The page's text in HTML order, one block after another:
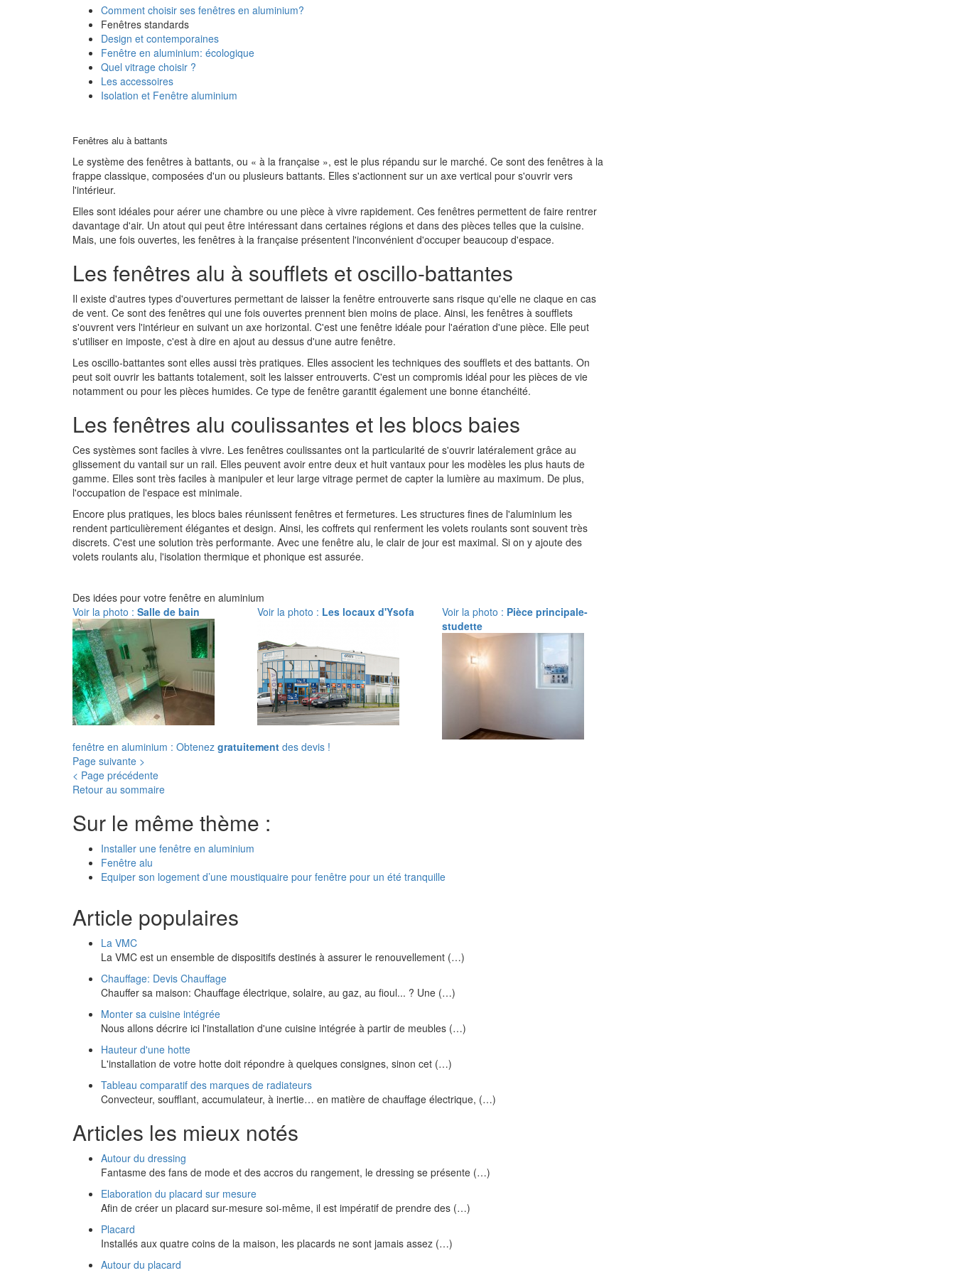
Comment choisir ses fenêtres en aluminium?
Fenêtres standards
Design et contemporaines
Fenêtre en aluminium: écologique
Quel vitrage choisir ?
Les accessoires
Isolation et Fenêtre aluminium
Fenêtres alu à battants
Le système des fenêtres à battants, ou « à la française », est le plus répandu sur le marché. Ce sont des fenêtres à la
frappe classique, composées d'un ou plusieurs battants. Elles s'actionnent sur un axe vertical pour s'ouvrir vers
l'intérieur.
Elles sont idéales pour aérer une chambre ou une pièce à vivre rapidement. Ces fenêtres permettent de faire rentrer
davantage d'air. Un atout qui peut être intéressant dans certaines régions et dans des pièces telles que la cuisine.
Mais, une fois ouvertes, les fenêtres à la française présentent l'inconvénient d'occuper beaucoup d'espace.
Les fenêtres alu à soufflets et oscillo-battantes
Il existe d'autres types d'ouvertures permettant de laisser la fenêtre entrouverte sans risque qu'elle ne claque en cas
de vent. Ce sont des fenêtres qui une fois ouvertes prennent bien moins de place. Ainsi, les fenêtres à soufflets
s'ouvrent vers l'intérieur en suivant un axe horizontal. C'est une fenêtre idéale pour l'aération d'une pièce. Elle peut
s'utiliser en imposte, c'est à dire en ajout au dessus d'une autre fenêtre.
Les oscillo-battantes sont elles aussi très pratiques. Elles associent les techniques des soufflets et des battants. On
peut soit ouvrir les battants totalement, soit les laisser entrouverts. C'est un compromis idéal pour les pièces de vie
notamment ou pour les pièces humides. Ce type de fenêtre garantit également une bonne étanchéité.
Les fenêtres alu coulissantes et les blocs baies
Ces systèmes sont faciles à vivre. Les fenêtres coulissantes ont la particularité de s'ouvrir latéralement grâce au
glissement du vantail sur un rail. Elles peuvent avoir entre deux et huit vantaux pour les modèles les plus hauts de
gamme. Elles sont très faciles à manipuler et leur large vitrage permet de capter la lumière au maximum. De plus,
l'occupation de l'espace est minimale.
Encore plus pratiques, les blocs baies réunissent fenêtres et fermetures. Les structures fines de l'aluminium les
rendent particulièrement élégantes et design. Ainsi, les coffrets qui renferment les volets roulants sont souvent très
discrets. C'est une solution très performante. Avec une fenêtre alu, le clair de jour est maximal. Si on y ajoute des
volets roulants alu, l'isolation thermique et phonique est assurée.
Des idées pour votre fenêtre en aluminium
Voir la photo : Salle de bain Voir la photo : Les locaux d'Ysofa Voir la photo : Pièce principale-
studette
fenêtre en aluminium : Obtenez gratuitement des devis !
Page suivante >
< Page précédente
Retour au sommaire
Sur le même thème :
Installer une fenêtre en aluminium
Fenêtre alu
Equiper son logement d’une moustiquaire pour fenêtre pour un été tranquille
Article populaires
La VMC
La VMC est un ensemble de dispositifs destinés à assurer le renouvellement (…)
Chauffage: Devis Chauffage
Chauffer sa maison: Chauffage électrique, solaire, au gaz, au fioul... ? Une (…)
Monter sa cuisine intégrée
Nous allons décrire ici l'installation d'une cuisine intégrée à partir de meubles (…)
Hauteur d'une hotte
L'installation de votre hotte doit répondre à quelques consignes, sinon cet (…)
Tableau comparatif des marques de radiateurs
Convecteur, soufflant, accumulateur, à inertie… en matière de chauffage électrique, (…)
Articles les mieux notés
Autour du dressing
Fantasme des fans de mode et des accros du rangement, le dressing se présente (…)
Elaboration du placard sur mesure
Afin de créer un placard sur-mesure soi-même, il est impératif de prendre des (…)
Placard
Installés aux quatre coins de la maison, les placards ne sont jamais assez (…)
Autour du placard